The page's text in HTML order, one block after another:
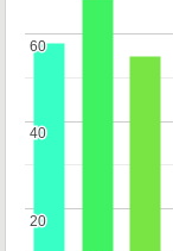
20
20
40
40
60
60